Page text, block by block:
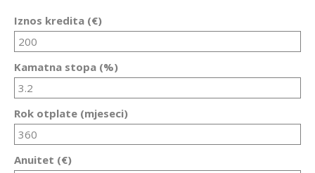
Iznos kredita (€)
Kamatna stopa (%)
Rok otplate (mjeseci)
Anuitet (€)